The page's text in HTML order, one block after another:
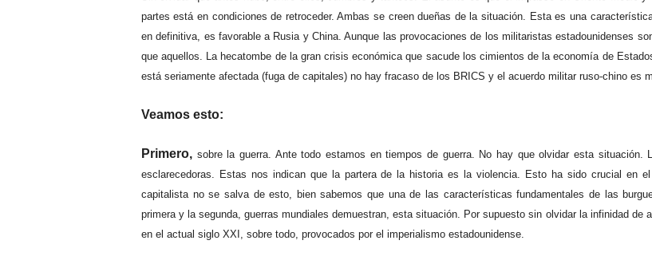
partes está en condiciones de retroceder. Ambas se creen dueñas de la situación. Esta es una
en definitiva, es favorable a Rusia y China. Aunque las provocaciones de los militaristas estadounidenses
que aquellos. La hecatombe de la gran crisis económica que sacude los cimientos de la economía de
está seriamente afectada (fuga de capitales) no hay fracaso de los BRICS y el acuerdo militar ruso-chino es
Veamos esto:
Primero,sobre la guerra. Ante todo estamos en tiempos de guerra. No hay que olvidar esta situación.
esclarecedoras. Estas nos indican que la partera de la historia es la violencia. Esto ha sido crucial en
capitalista no se salva de esto, bien sabemos que una de las características fundamentales de las
primera y la segunda, guerras mundiales demuestran, esta situación. Por supuesto sin olvidar la infinidad de
en el actual siglo XXI, sobre todo, provocados por el imperialismo estadounidense.